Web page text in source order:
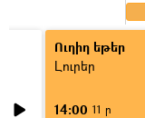
Ուղիղ եթեր
Լուրեր
14:00 11 ր